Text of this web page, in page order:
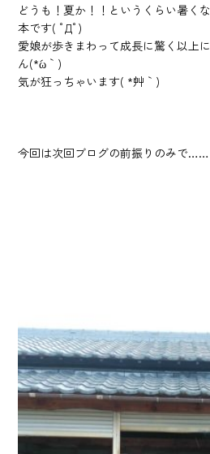
どうも！夏か！！というくらい暑く
本です( ﾟДﾟ)
愛娘が歩きまわって成長に驚く以上
ん(*´ω｀)
気が狂っちゃいます( *´艸｀)
今回は次回ブログの前振りのみで……